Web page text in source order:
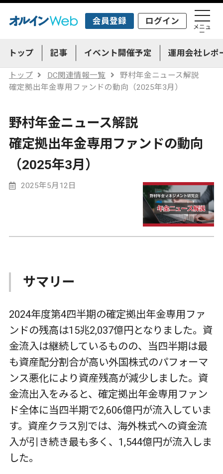
会員登録 ログイン
メニュ
ー
トップ 記事 イベント開催予定 運用会社レポ
トップ DC関連情報一覧
野村年金ニュース解説
確定拠出年金専用ファンドの動向（2025年3月）
野村年金ニュース解説
確定拠出年金専用ファンドの動向
（2025年3月）
2025年5月12日
サマリー
2024年度第4四半期の確定拠出年金専用ファ
ンドの残高は15兆2,037億円となりました。資
金流入は継続しているものの、当四半期は最
も資産配分割合が高い外国株式のパフォーマ
ンス悪化により資産残高が減少しました。資
金流出入をみると、確定拠出年金専用ファン
ド全体に当四半期で2,606億円が流入していま
す。資産クラス別では、海外株式への資金流
入が引き続き最も多く、1,544億円が流入しま
した。